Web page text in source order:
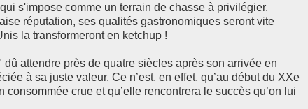
s'impose comme un terrain de chasse à privilégier.
réputation, ses qualités gastronomiques seront vite
la transformeront en ketchup !
dû attendre près de quatre siècles après son arrivée en
à sa juste valeur. Ce n’est, en effet, qu’au début du XXe
consommée crue et qu’elle rencontrera le succès qu’on lui